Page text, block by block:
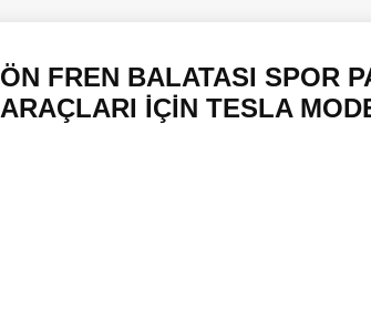
ÖN FREN BALATASI SPOR
ARAÇLARI İÇİN TESLA